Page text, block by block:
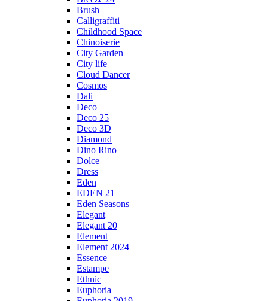
Brush
Calligraffiti
Childhood Space
Chinoiserie
City Garden
City life
Cloud Dancer
Cosmos
Dali
Deco
Deco 25
Deco 3D
Diamond
Dino Rino
Dolce
Dress
Eden
EDEN 21
Eden Seasons
Elegant
Elegant 20
Element
Element 2024
Essence
Estampe
Ethnic
Euphoria